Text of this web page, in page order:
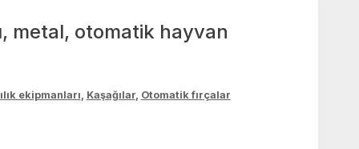
metal, otomatik hayvan
ekipmanları, Kaşağılar, Otomatik fırçalar